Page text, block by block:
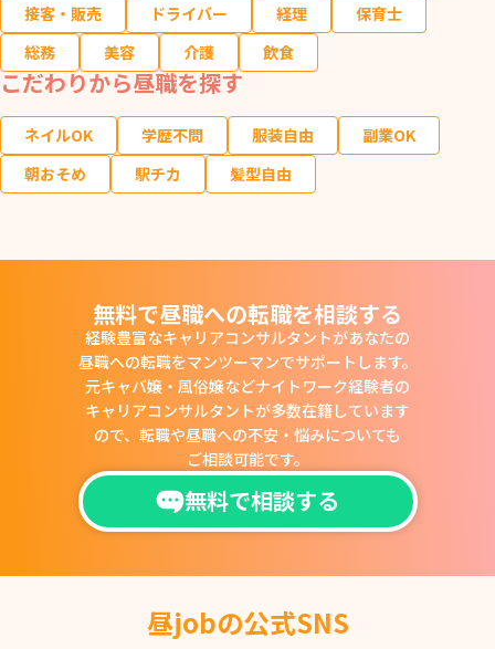
接客・販売
ドライバー 経理
保育士
総務
美容 介護 飲食
こだわりから昼職を探す
ネイルOK 学歴不問 服装自由
副業OK
朝おそめ
駅チカ 髪型自由
無料で昼職への転職を相談する
経験豊富なキャリアコンサルタントがあなたの
昼職への転職をマンツーマンでサポートします。
元キャバ嬢・風俗嬢などナイトワーク経験者の
キャリアコンサルタントが多数在籍しています
ので、 転職や昼職への不安・悩みについても
ご相談可能です。
無料で相談する
昼jobの公式SNS